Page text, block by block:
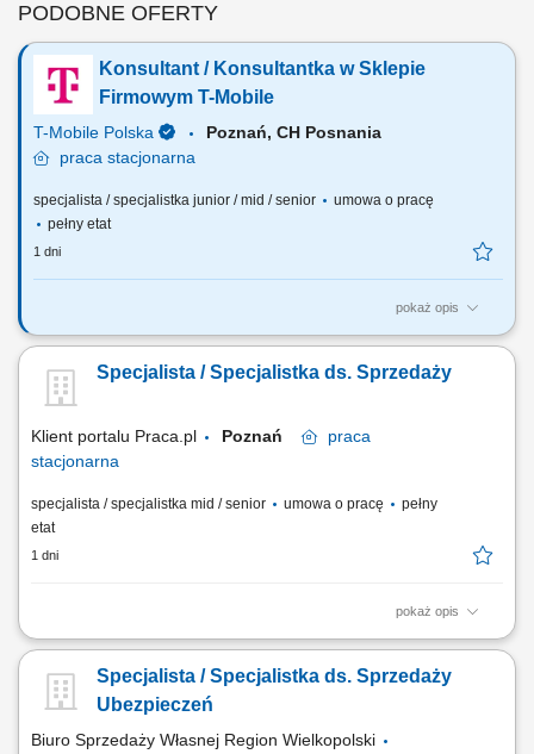
PODOBNE OFERTY
Konsultant / Konsultantka w Sklepie
Firmowym T-Mobile
T-Mobile Polska
Poznań, CH Posnania
praca stacjonarna
specjalista / specjalistka junior / mid / senior
umowa o pracę
pełny etat
1 dni
pokaż opis
Zadania, które na Ciebie czekają: 50% bieżąca obsługa klienta i
Profesjonalna obsługa Klientów T-Mobile; Sprzedaż pełnej gamy
produktów i usług świadczonych przez T-Mobile z wykorzystaniem
Specjalista / Specjalistka ds. Sprzedaży
Klient portalu Praca.pl Poznań
praca
stacjonarna
specjalista / specjalistka mid / senior umowa o pracę
pełny
etat
1 dni
pokaż opis
Aktywne poszukiwanie firm chętnych do współpracy. Samodzielne
potrzeb klienta. Prowadzenie rozmów i negocjacji cenowych, które
kończą się podpisaniem umowy. Dbanie o to, by obecni kontrahenci byli
Specjalista / Specjalistka ds. Sprzedaży
Ubezpieczeń
Biuro Sprzedaży Własnej Region Wielkopolski